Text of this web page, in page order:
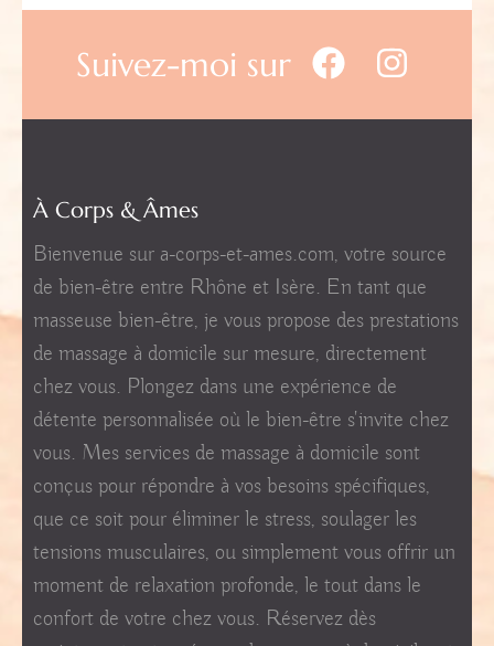
Suivez-moi sur
À Corps & Âmes
Bienvenue sur a-corps-et-ames.com, votre source
de bien-être entre Rhône et Isère. En tant que
masseuse bien-être, je vous propose des prestations
de massage à domicile sur mesure, directement
chez vous. Plongez dans une expérience de
détente personnalisée où le bien-être s'invite chez
vous. Mes services de massage à domicile sont
conçus pour répondre à vos besoins spécifiques,
que ce soit pour éliminer le stress, soulager les
tensions musculaires, ou simplement vous offrir un
moment de relaxation profonde, le tout dans le
confort de votre chez vous. Réservez dès